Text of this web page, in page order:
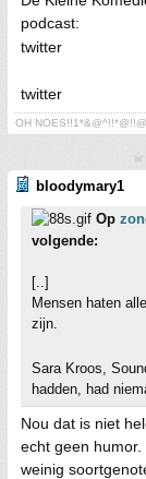
podcast:
twitter
twitter
OH
bloodymary1
Op
volgende:
[..]
Mensen haten
zijn.
Sara Kroos,
hadden, had
Nou dat is niet
echt geen
weinig